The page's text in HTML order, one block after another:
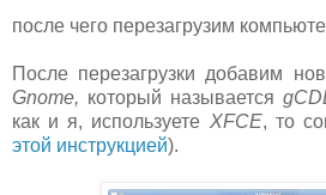
после чего перезагрузим
После перезагрузки добавим
Gnome, который называется
как и я, используете XFCE, то
этой инструкцией).